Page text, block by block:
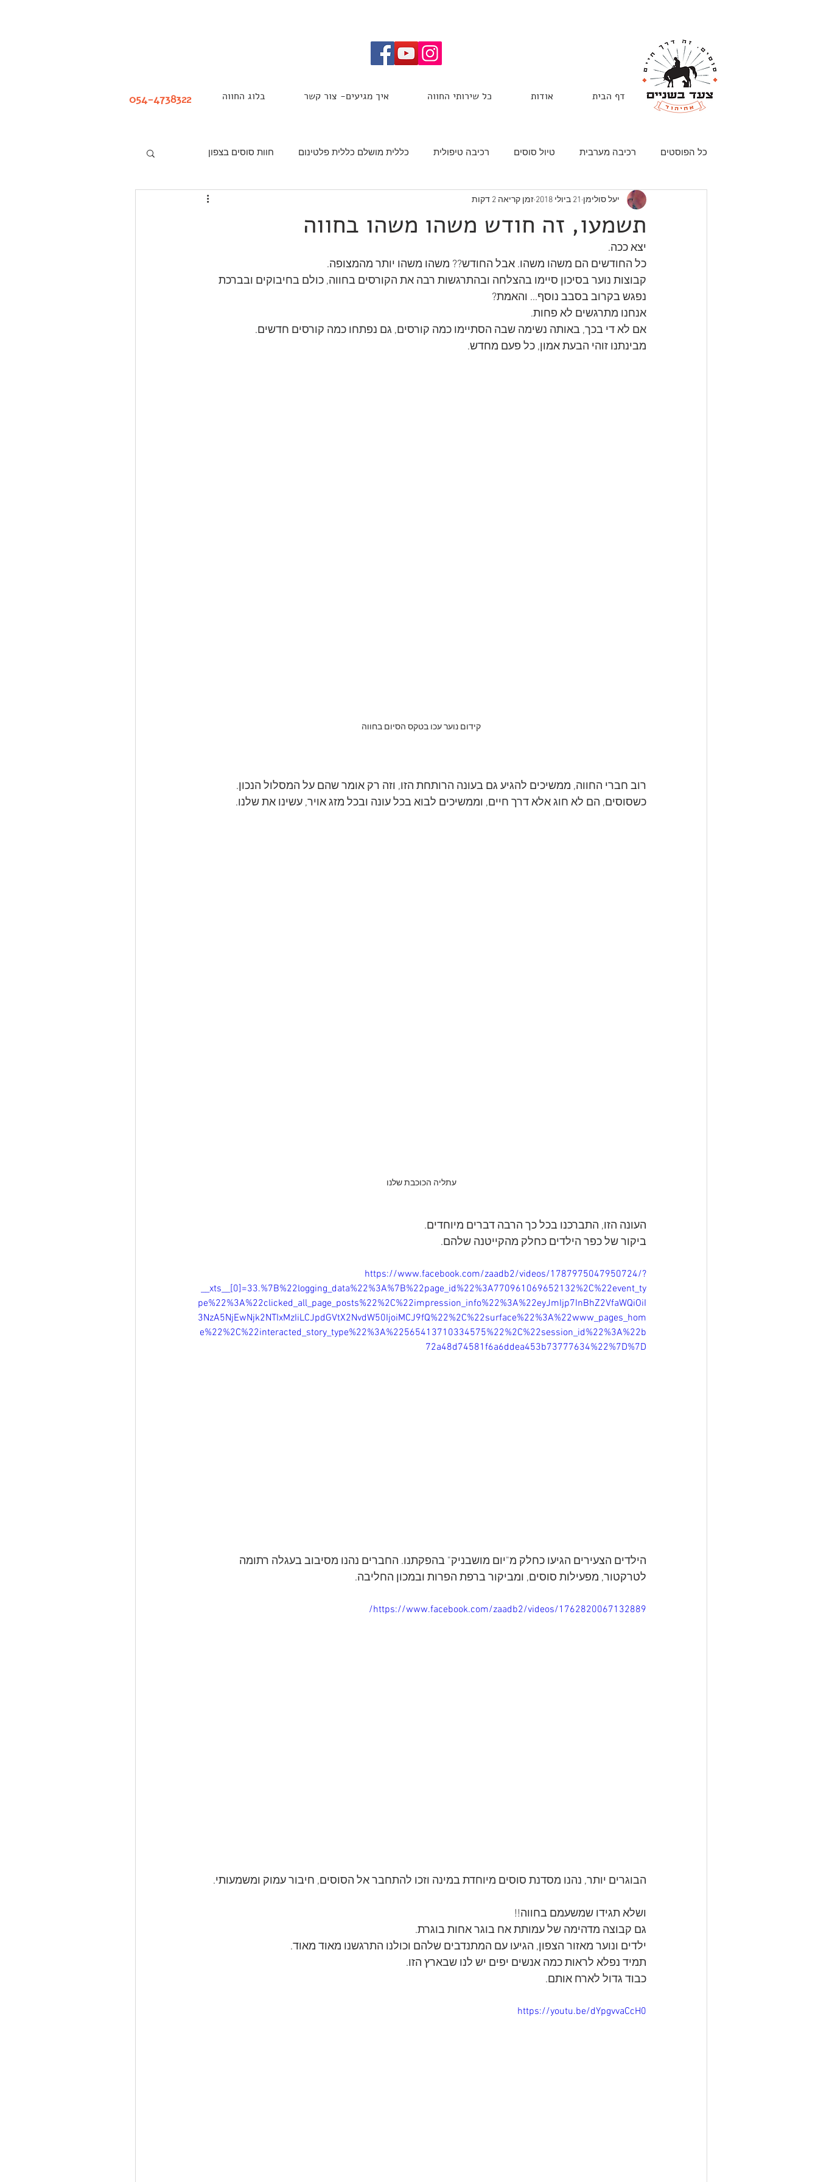
054-4738322 דף הבית אודות כל שירותי החווה איך מגיעים- צור קשר בלוג החווה
כל הפוסטים רכיבה מערבית טיול סוסים רכיבה טיפולית כללית מושלם כללית פלטינום חוות סוסים בצפון
חוג סוסים צעד בשניים סוסים נוער בסיכון
מהנעשה בחווה
תשמעו, זה חודש משהו משהו בחווה
יעל סולימן 21 ביולי 2018 זמן קריאה 2 דקות
יצא ככה.
כל החודשים הם משהו משהו. אבל החודש?? משהו משהו יותר מהמצופה.
קבוצות נוער בסיכון סיימו בהצלחה ובהתרגשות רבה את הקורסים בחווה, כולם בחיבוקים ובברכת
נפגש בקרוב בסבב נוסף... והאמת?
אנחנו מתרגשים לא פחות.
אם לא די בכך, באותה נשימה שבה הסתיימו כמה קורסים, גם נפתחו כמה קורסים חדשים.
מבינתנו זוהי הבעת אמון, כל פעם מחדש.
קידום נוער עכו בטקס הסיום בחווה
רוב חברי החווה, ממשיכים להגיע גם בעונה הרותחת הזו, וזה רק אומר שהם על המסלול הנכון.
כשסוסים, הם לא חוג אלא דרך חיים, וממשיכים לבוא בכל עונה ובכל מזג אויר, עשינו את שלנו.
עתליה הכוכבת שלנו
העונה הזו, התברכנו בכל כך הרבה דברים מיוחדים.
ביקור של כפר הילדים כחלק מהקייטנה שלהם.
https://www.facebook.com/zaadb2/videos/1787975047950724/?
__xts__[0]=33.%7B%22logging_data%22%3A%7B%22page_id%22%3A770961069652132%2C%22event_ty
pe%22%3A%22clicked_all_page_posts%22%2C%22impression_info%22%3A%22eyJmIjp7InBhZ2VfaWQiOiI
3NzA5NjEwNjk2NTIxMzIiLCJpdGVtX2NvdW50IjoiMCJ9fQ%22%2C%22surface%22%3A%22www_pages_hom
e%22%2C%22interacted_story_type%22%3A%22565413710334575%22%2C%22session_id%22%3A%22b
72a48d74581f6a6ddea453b73777634%22%7D%7D
הילדים הצעירים הגיעו כחלק מ"יום מושבניק" בהפקתנו. החברים נהנו מסיבוב בעגלה רתומה
לטרקטור, מפעילות סוסים, ומביקור ברפת הפרות ובמכון החליבה.
https://www.facebook.com/zaadb2/videos/1762820067132889/
הבוגרים יותר, נהנו מסדנת סוסים מיוחדת במינה וזכו להתחבר אל הסוסים, חיבור עמוק ומשמעותי.
ושלא תגידו שמשעמם בחווה!!
גם קבוצה מדהימה של עמותת אח בוגר אחות בוגרת.
ילדים ונוער מאזור הצפון, הגיעו עם המתנדבים שלהם וכולנו התרגשנו מאוד מאוד.
תמיד נפלא לראות כמה אנשים יפים יש לנו שבארץ הזו.
כבוד גדול לארח אותם.
https://youtu.be/dYpgvvaCcH0